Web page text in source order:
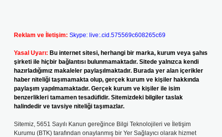
Reklam ve İletişim: Skype: live:.cid.575569c608265c69
Yasal Uyarı: Bu internet sitesi, herhangi bir marka, kurum veya şahıs
şirketi ile hiçbir bağlantısı bulunmamaktadır. Sitede yalnızca kendi
hazırladığımız makaleler paylaşılmaktadır. Burada yer alan içerikler
haber niteliği taşımamakta olup, gerçek kurum ve kişiler hakkında
paylaşım yapılmamaktadır. Gerçek kurum ve kişiler ile isim
benzerlikleri tamamen tesadüfidir. Sitemizdeki bilgiler taslak
halindedir ve tavsiye niteliği taşımazlar.
Sitemiz, 5651 Sayılı Kanun gereğince Bilgi Teknolojileri ve İletişim
Kurumu (BTK) tarafından onaylanmış bir Yer Sağlayıcı olarak hizmet